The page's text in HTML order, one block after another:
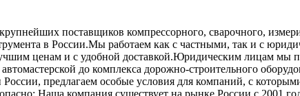
поставщиков компрессорного, сварочного,
в России.Мы работаем как с частными, так и с
ценам и с удобной доставкой.Юридическим лицам мы
до комплекса дорожно-строительного
предлагаем особые условия для компаний, с
Наша компания существует на рынке России с 2001